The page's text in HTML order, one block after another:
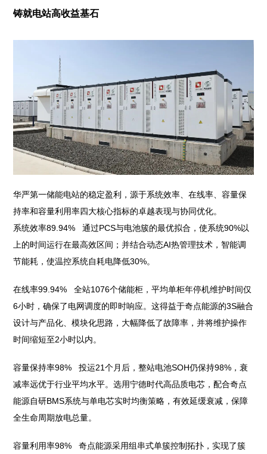
铸就电站高收益基石
华严第一储能电站的稳定盈利，源于系统效率、在线率、容量保
持率和容量利用率四大核心指标的卓越表现与协同优化。
系统效率89.94% 通过PCS与电池簇的最优拟合，使系统90%以
上的时间运行在最高效区间；并结合动态AI热管理技术，智能调
节能耗，使温控系统自耗电降低30%。
在线率99.94% 全站1076个储能柜，平均单柜年停机维护时间仅
6小时，确保了电网调度的即时响应。这得益于奇点能源的3S融合
设计与产品化、模块化思路，大幅降低了故障率，并将维护操作
时间缩短至2小时以内。
容量保持率98% 投运21个月后，整站电池SOH仍保持98%，衰
减率远优于行业平均水平。选用宁德时代高品质电芯，配合奇点
能源自研BMS系统与单电芯实时均衡策略，有效延缓衰减，保障
全生命周期放电总量。
容量利用率98% 奇点能源采用组串式单簇控制拓扑，实现了簇